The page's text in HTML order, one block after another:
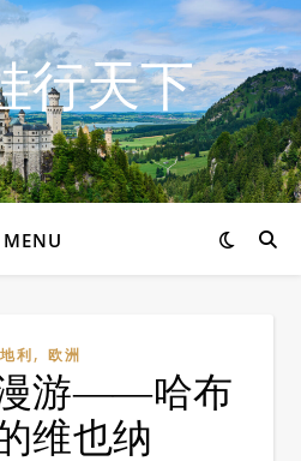
行天下
MENU
利, 欧洲
游——哈布
维也纳